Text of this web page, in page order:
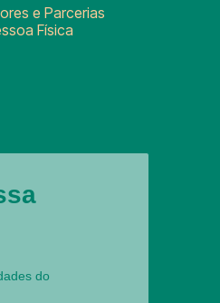
e Parcerias
Física